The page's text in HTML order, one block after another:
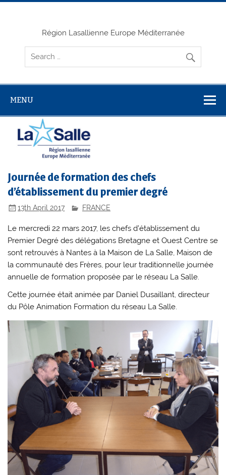
Skip
Région Lasallienne Europe Méditerranée
MENU
Journée de formation des chefs
d’établissement du premier degré
13th April 2017 FRANCE
Le mercredi 22 mars 2017, les chefs d’établissement du
Premier Degré des délégations Bretagne et Ouest Centre se
sont retrouvés à Nantes à la Maison de La Salle, Maison de
la communauté des Frères, pour leur traditionnelle journée
annuelle de formation proposée par le réseau La Salle.
Cette journée était animée par Daniel Dusaillant, directeur
du Pôle Animation Formation du réseau La Salle.